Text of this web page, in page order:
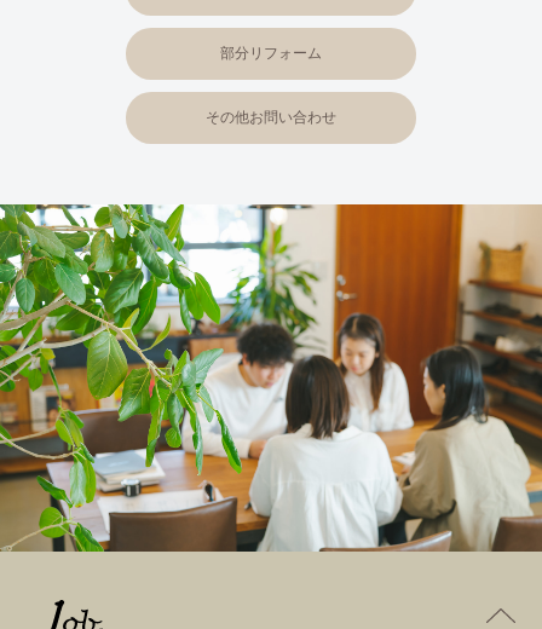
部分リフォーム
その他お問い合わせ